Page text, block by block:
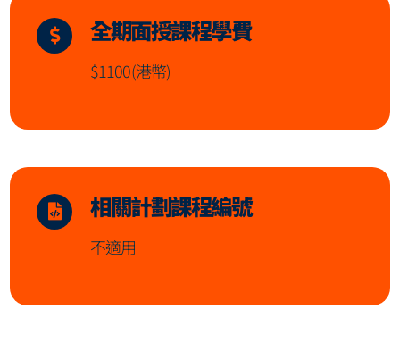
全期面授課程學費
$1100(港幣)
相關計劃課程編號
不適用